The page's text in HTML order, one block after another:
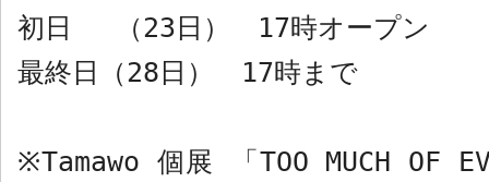
初日 （23 日） 17時オープン
最終日（28 日） 17時まで
※Tamawo 個展 「 TOO MUCH OF